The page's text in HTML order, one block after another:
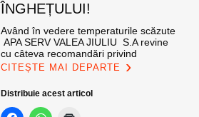
ÎNGHEȚULUI!
Având în vedere temperaturile scăzute
APA SERV VALEA JIULIU S.A revine
cu câteva recomandări privind
CITEȘTE MAI DEPARTE
Distribuie acest articol